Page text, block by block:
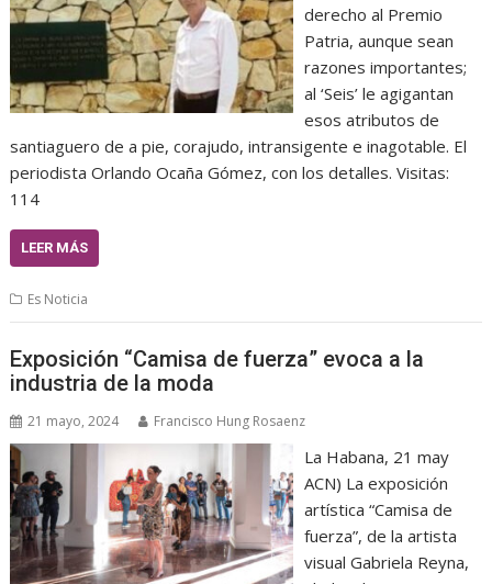
derecho al Premio
Patria, aunque sean
razones importantes;
al ‘Seis’ le agigantan
esos atributos de
santiaguero de a pie, corajudo, intransigente e inagotable. El
periodista Orlando Ocaña Gómez, con los detalles. Visitas:
114
LEER MÁS
Es Noticia
Exposición “Camisa de fuerza” evoca a la
industria de la moda
21 mayo, 2024 Francisco Hung Rosaenz
La Habana, 21 may
ACN) La exposición
artística “Camisa de
fuerza”, de la artista
visual Gabriela Reyna,